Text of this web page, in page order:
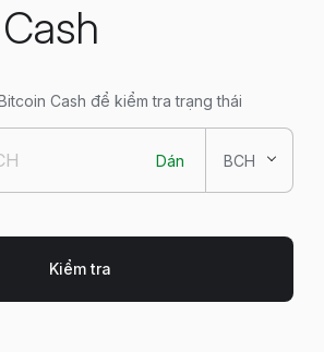
Cash để kiểm tra trạng thái
Dán BCH